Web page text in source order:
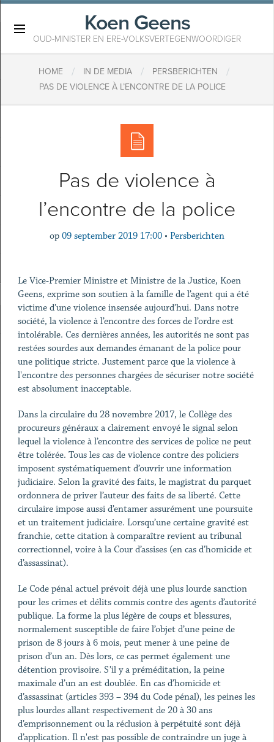
Koen Geens
OUD-MINISTER EN ERE-VOLKSVERTEGENWOORDIGER
HOME / IN DE MEDIA / PERSBERICHTEN /
PAS DE VIOLENCE À L’ENCONTRE DE LA POLICE
Pas de violence à
l’encontre de la police
op 09 september 2019 17:00 • Persberichten
Le Vice-Premier Ministre et Ministre de la Justice, Koen
Geens, exprime son soutien à la famille de l’agent qui a été
victime d’une violence insensée aujourd’hui. Dans notre
société, la violence à l’encontre des forces de l’ordre est
intolérable. Ces dernières années, les autorités ne sont pas
restées sourdes aux demandes émanant de la police pour
une politique stricte. Justement parce que la violence à
l'encontre des personnes chargées de sécuriser notre société
est absolument inacceptable.
Dans la circulaire du 28 novembre 2017, le Collège des
procureurs généraux a clairement envoyé le signal selon
lequel la violence à l’encontre des services de police ne peut
être tolérée. Tous les cas de violence contre des policiers
imposent systématiquement d’ouvrir une information
judiciaire. Selon la gravité des faits, le magistrat du parquet
ordonnera de priver l’auteur des faits de sa liberté. Cette
circulaire impose aussi d’entamer assurément une poursuite
et un traitement judiciaire. Lorsqu’une certaine gravité est
franchie, cette citation à comparaître revient au tribunal
correctionnel, voire à la Cour d’assises (en cas d’homicide et
d’assassinat).
Le Code pénal actuel prévoit déjà une plus lourde sanction
pour les crimes et délits commis contre des agents d’autorité
publique. La forme la plus légère de coups et blessures,
normalement susceptible de faire l’objet d’une peine de
prison de 8 jours à 6 mois, peut mener à une peine de
prison d’un an. Dès lors, ce cas permet également une
détention provisoire. S’il y a préméditation, la peine
maximale d’un an est doublée. En cas d’homicide et
d’assassinat (articles 393 – 394 du Code pénal), les peines les
plus lourdes allant respectivement de 20 à 30 ans
d’emprisonnement ou la réclusion à perpétuité sont déjà
d’application. Il n'est pas possible de contraindre un juge à